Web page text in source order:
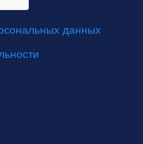
данных